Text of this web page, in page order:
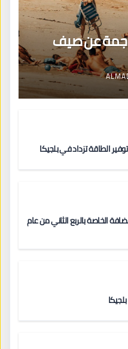
عن صيف
الطاقة تزداد في بلجيكا
الخاصة بالربع الثاني من عام